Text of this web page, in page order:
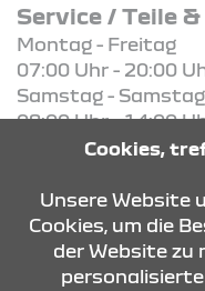
Service / Teile
Montag - Freitag
07:00 Uhr - 20:00
Samstag - Samstag
08:00 Uhr - 14:00
KONTAKT &
Cookies,
Unsere Website
Cookies, um die
der Website zu